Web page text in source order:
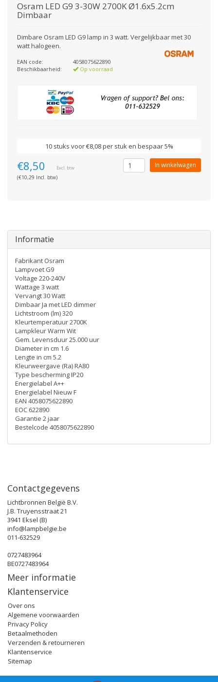
Osram LED G9 3-30W 2700K Ø1.6x5.2cm
Dimbaar
Dimbare Osram LED G9 lamp in 3 watt. Vergelijkbaar met 30
watt halogeen.
EAN code:
4058075622890
Beschikbaarheid:
Op voorraad
10 stuks voor €8,08 per stuk en bespaar 5%
€8,50 Excl. btw
(€10,29 Incl. btw)
In winkelwagen
Informatie
Fabrikant Osram
Lampvoet G9
Voltage 220-240V
Wattage 3 watt
Vervangt 30 Watt
Dimbaar Ja met LED dimmer
Lichtstroom (lm) 320
Kleurtemperatuur 2700K
Lampkleur Warm Wit
Gem. Levensduur 25.000 uur
Diameter in cm 1.6
Lengte in cm 5.2
Kleurweergave (Ra) RA80
Type bescherming IP20
Energielabel A++
Energielabel Nieuw F
EAN 4058075622890
EOC 622890
Garantie 2 jaar
Bestelcode 4058075622890
Contactgegevens
Lichtbronnen België B.V.
J.B. Truyensstraat 21
3941 Eksel (B)
info@lampbelgie.be
011-632529
0727483964
BE0727483964
Meer informatie
Klantenservice
Over ons
Algemene voorwaarden
Privacy Policy
Betaalmethoden
Verzenden & retourneren
Klantenservice
Sitemap